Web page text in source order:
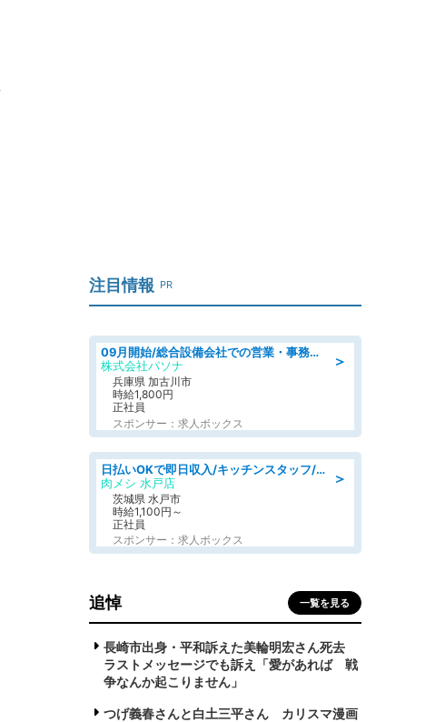
注目情報 PR
＞
09月開始/総合設備会社での営業・事務のお仕事/車通勤可/賞与あり/営業/営業事務
株式会社パソナ
兵庫県 加古川市
時給1,800円
正社員
スポンサー：求人ボックス
＞
日払いOKで即日収入/キッチンスタッフ/「原付免許必須」デリバリー業務など、自己成長可能な幅広い仕事に挑戦!髪型自由&ピアス・ネイルOK/茨城県/水戸市
肉メシ 水戸店
茨城県 水戸市
時給1,100円～
正社員
スポンサー：求人ボックス
追悼 一覧を見る
長崎市出身・平和訴えた美輪明宏さん死去
ラストメッセージでも訴え「愛があれば 戦
争なんか起こりません」
つげ義春さんと白土三平さん カリスマ漫画